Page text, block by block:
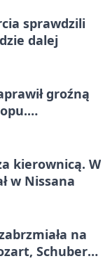
sprawdzili
dalej
groźną
kierownicą. W
w Nissana
na
Schubert i